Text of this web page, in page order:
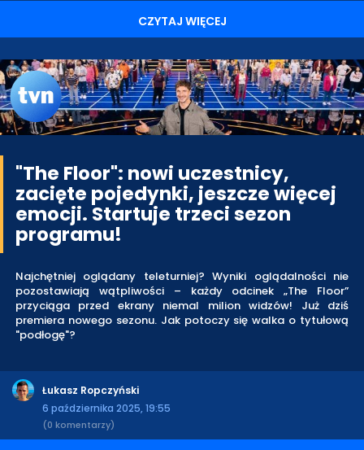
CZYTAJ WIĘCEJ
"The Floor": nowi uczestnicy,
zacięte pojedynki, jeszcze więcej
emocji. Startuje trzeci sezon
programu!
Najchętniej oglądany teleturniej? Wyniki oglądalności nie
pozostawiają wątpliwości – każdy odcinek „The Floor”
przyciąga przed ekrany niemal milion widzów! Już dziś
premiera nowego sezonu. Jak potoczy się walka o tytułową
"podłogę"?
Łukasz Ropczyński
6 października 2025, 19:55
(0 komentarzy)